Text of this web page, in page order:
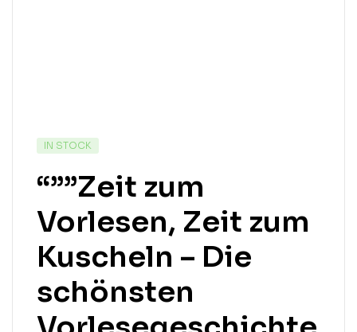
IN STOCK
“””Zeit zum
Vorlesen, Zeit zum
Kuscheln – Die
schönsten